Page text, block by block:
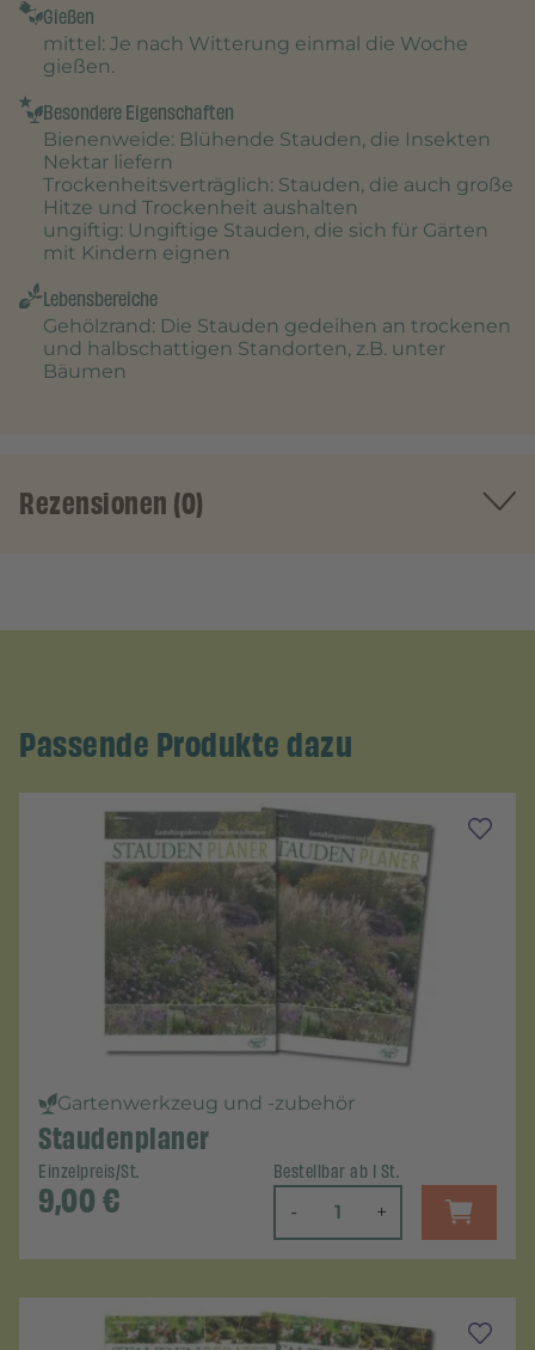
Gießen
mittel : Je nach Witterung einmal die Woche
gießen.
Besondere Eigenschaften
Bienenweide: Blühende Stauden, die Insekten
Nektar liefern
Trockenheitsverträglich: Stauden, die auch große
Hitze und Trockenheit aushalten
ungiftig: Ungiftige Stauden, die sich für Gärten
mit Kindern eignen
Lebensbereiche
Gehölzrand : Die Stauden gedeihen an trockenen
und halbschattigen Standorten, z.B. unter
Bäumen
Rezensionen (0)
Passende Produkte dazu
Gartenwerkzeug und -zubehör
Staudenplaner
Einzelpreis/St.
9,00€
Bestellbar ab 1 St.
- +